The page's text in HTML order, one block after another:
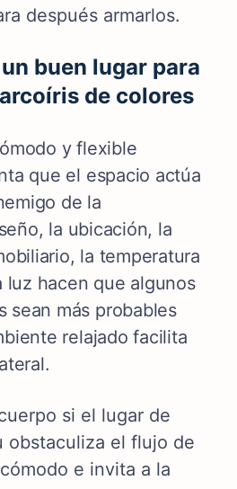
después armarlos.
buen lugar para
de colores
y flexible
que el espacio actúa
de la
la ubicación, la
la temperatura
luz hacen que algunos
sean más probables
relajado facilita
si el lugar de
obstaculiza el flujo de
e invita a la